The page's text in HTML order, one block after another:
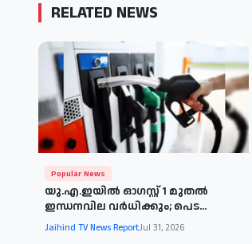
RELATED NEWS
Popular News
യു.എ.ഇയില്‍ ഓഗസ്റ്റ് 1 മുതല്‍
ഇന്ധനവില വര്‍ധിക്കും; പെട...
Jaihind TV News ReportJul 31, 2026